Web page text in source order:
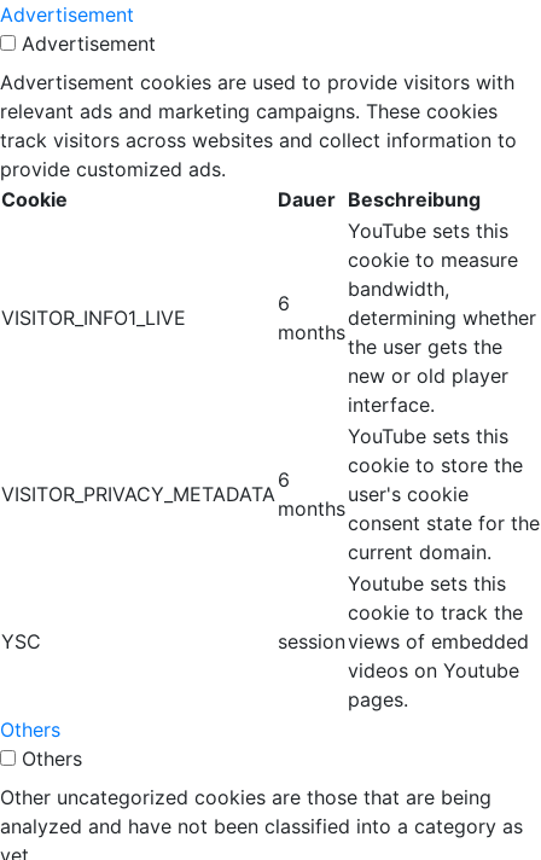
Advertisement
Advertisement
Advertisement cookies are used to provide visitors with
relevant ads and marketing campaigns. These cookies
track visitors across websites and collect information to
provide customized ads.
Cookie
Dauer Beschreibung
VISITOR_INFO1_LIVE
6
months
YouTube sets this
cookie to measure
bandwidth,
determining whether
the user gets the
new or old player
interface.
VISITOR_PRIVACY_METADATA
6
months
YouTube sets this
cookie to store the
user's cookie
consent state for the
current domain.
YSC session
Youtube sets this
cookie to track the
views of embedded
videos on Youtube
pages.
Others
Others
Other uncategorized cookies are those that are being
analyzed and have not been classified into a category as
yet.